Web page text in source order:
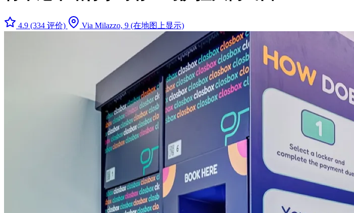
4.9 (334 评价) Via Milazzo, 9 (在地图上显示)